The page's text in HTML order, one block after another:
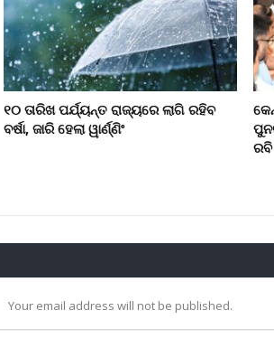
୧୦ ତାରିଖ ପର୍ଯ୍ୟନ୍ତ ରାଜ୍ୟରେ ଲାଗି ରହିବ
ବର୍ଷା, ଜାରି ହେଲା ୱାର୍ଣ୍ଣିଂ
ରବି
Your email address will not be published.